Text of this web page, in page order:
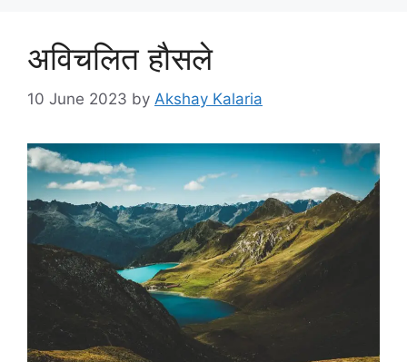
अविचलित हौसले
10 June 2023 by Akshay Kalaria